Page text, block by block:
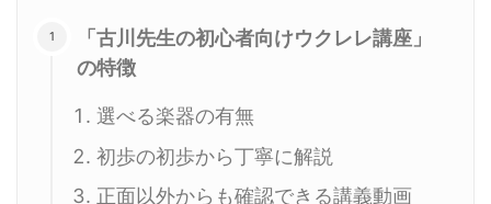
「古川先生の初心者向けウクレレ講座」
の特徴
選べる楽器の有無
初歩の初歩から丁寧に解説
正面以外からも確認できる講義動画